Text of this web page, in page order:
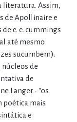
literatura. Assim,
de Apollinaire e
e. e. cummings
até mesmo
sucumbem).
núcleos de
de
Langer - “os
poética mais
e